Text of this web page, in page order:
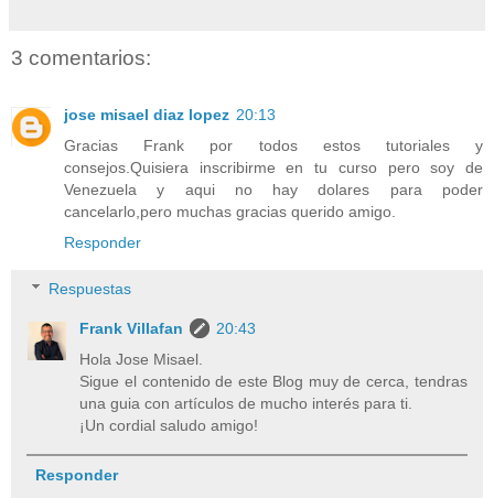
3 comentarios:
jose misael diaz lopez 20:13
Gracias Frank por todos estos tutoriales y
consejos.Quisiera inscribirme en tu curso pero soy de
Venezuela y aqui no hay dolares para poder
cancelarlo,pero muchas gracias querido amigo.
Responder
Respuestas
Frank Villafan
20:43
Hola Jose Misael.
Sigue el contenido de este Blog muy de cerca, tendras
una guia con artículos de mucho interés para ti.
¡Un cordial saludo amigo!
Responder